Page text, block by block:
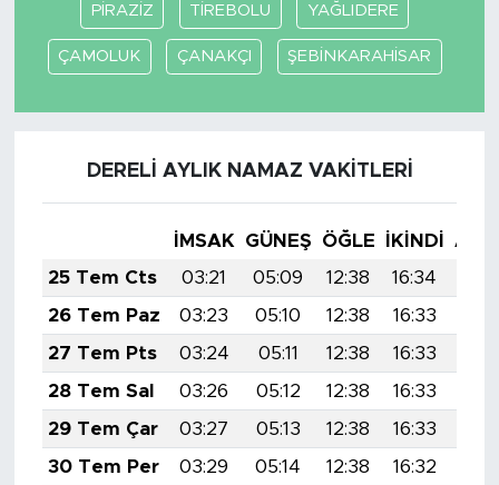
PİRAZİZ TİREBOLU YAĞLIDERE
ÇAMOLUK ÇANAKÇI ŞEBİNKARAHİSAR
DERELİ AYLIK NAMAZ VAKITLERI
İMSAK GÜNEŞ ÖĞLE İKINDI
25 Tem Cts
03:21 05:09 12:38 16:34
26 Tem Paz
03:23 05:10 12:38 16:33
27 Tem Pts
03:24 05:11 12:38 16:33
28 Tem Sal
03:26 05:12 12:38 16:33
29 Tem Çar
03:27 05:13 12:38 16:33
30 Tem Per
03:29 05:14 12:38 16:32